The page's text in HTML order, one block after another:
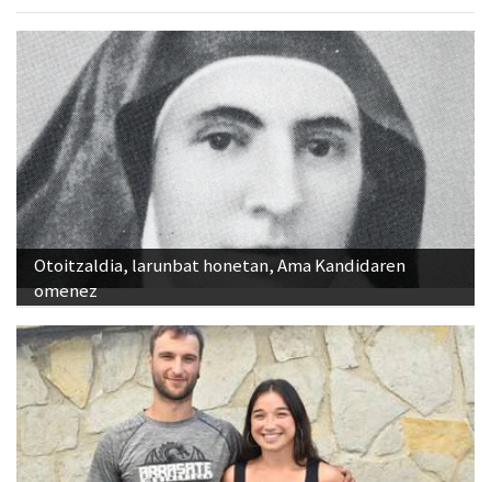
Otoitzaldia, larunbat honetan, Ama Kandidaren
omenez